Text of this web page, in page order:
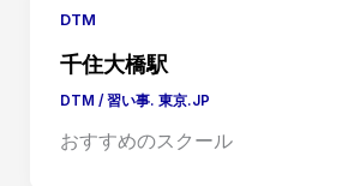
DTM
千住大橋駅
DTM /習い事. 東京.JP
おすすめのスクール